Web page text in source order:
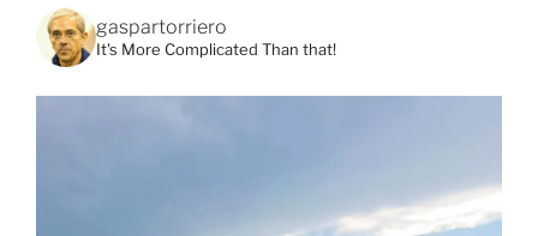
gaspartorriero
It's More Complicated Than that!